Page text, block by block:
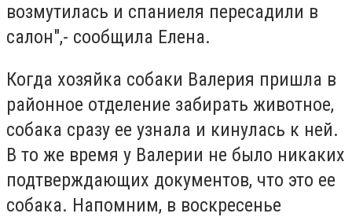
возмутилась и спаниеля пересадили в
салон",- сообщила Елена.
Когда хозяйка собаки Валерия пришла в
районное отделение забирать животное,
собака сразу ее узнала и кинулась к ней.
В то же время у Валерии не было никаких
подтверждающих документов, что это ее
собака. Напомним, в воскресенье